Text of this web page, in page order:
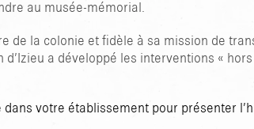
au musée-mémorial.
de la colonie et fidèle à sa mission de
a développé les interventions «
votre établissement pour présenter